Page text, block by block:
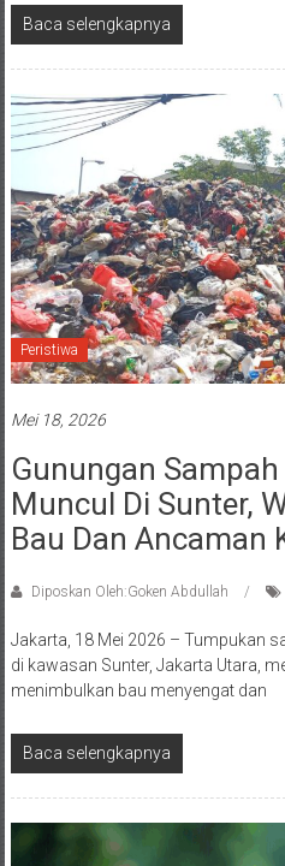
Baca selengkapnya
Peristiwa
Mei 18, 2026
Gunungan
Muncul Di Sunter,
Bau Dan Ancaman
Diposkan Oleh:Goken Abdullah
Jakarta, 18 Mei 2026 – Tumpukan
di kawasan Sunter, Jakarta Utara,
menimbulkan bau menyengat dan
Baca selengkapnya